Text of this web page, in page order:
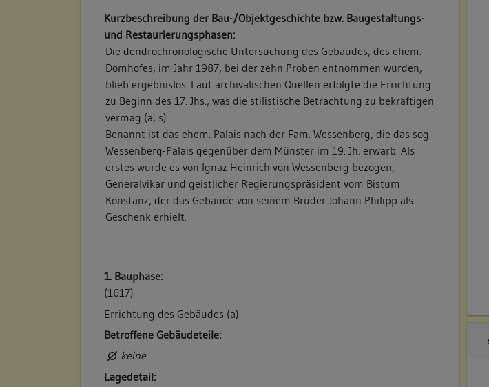
Kurzbeschreibung der Bau-/Objektgeschichte bzw. Baugestaltungs-
und Restaurierungsphasen:
Die dendrochronologische Untersuchung des Gebäudes, des ehem.
Domhofes, im Jahr 1987, bei der zehn Proben entnommen wurden,
blieb ergebnislos. Laut archivalischen Quellen erfolgte die Errichtung
zu Beginn des 17. Jhs., was die stilistische Betrachtung zu bekräftigen
vermag (a, s).
Benannt ist das ehem. Palais nach der Fam. Wessenberg, die das sog.
Wessenberg-Palais gegenüber dem Münster im 19. Jh. erwarb. Als
erstes wurde es von Ignaz Heinrich von Wessenberg bezogen,
Generalvikar und geistlicher Regierungspräsident vom Bistum
Konstanz, der das Gebäude von seinem Bruder Johann Philipp als
Geschenk erhielt.
1. Bauphase:
(1617)
Errichtung des Gebäudes (a).
Betroffene Gebäudeteile:
keine
Lagedetail: